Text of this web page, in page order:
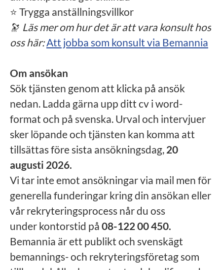
⭐ Trygga anställningsvillkor
🔭 Läs mer om hur det är att vara konsult hos
oss här:Att jobba som konsult via Bemannia
Om ansökan
Sök tjänsten genom att klicka på ansök
nedan. Ladda gärna upp ditt cv i word-
format och på svenska. Urval och intervjuer
sker löpande och tjänsten kan komma att
tillsättas före sista ansökningsdag, 20
augusti 2026.
Vi tar inte emot ansökningar via mail men för
generella funderingar kring din ansökan eller
vår rekryteringsprocess når du oss
under kontorstid på 08-122 00 450.
Bemannia är ett publikt och svenskägt
bemannings- och rekryteringsföretag som